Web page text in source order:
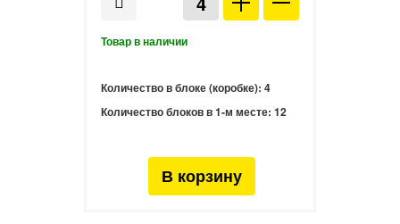
Количество в блоке (коробке): 4
Количество блоков в 1-м месте: 12